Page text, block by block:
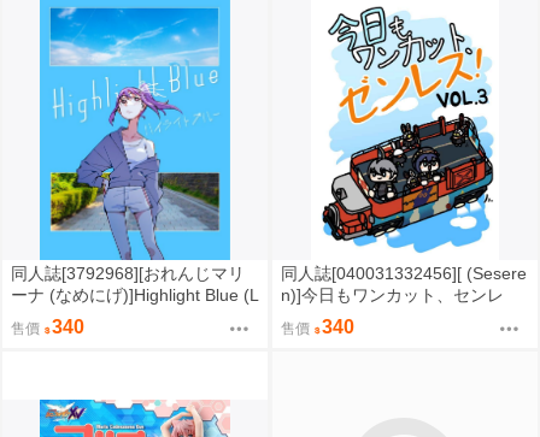
同人誌[3792968][おれんじマリ
ーナ (なめにげ)]Highlight Blue (L
oveLive)
售價 340
同人誌[040031332456][ (Sesere
n)]今日もワンカット、センレ
ズ！VOL.3 (絕區零)
售價 340